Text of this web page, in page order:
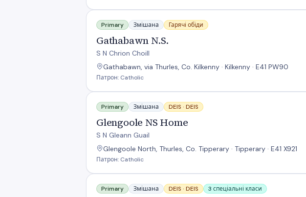
Gathabawn N.S.
Primary Змішана Гарячі обіди
Gathabawn N.S.
S N Chrion Choill
Gathabawn, via Thurles, Co. Kilkenny · Kilkenny · E41 PW90
Патрон: Catholic
Glengoole NS Home
Primary Змішана DEIS · DEIS
Glengoole NS Home
S N Gleann Guail
Glengoole North, Thurles, Co. Tipperary · Tipperary · E41 X921
Патрон: Catholic
Gortnahoe National School
Primary Змішана DEIS · DEIS 3 спеціальні класи